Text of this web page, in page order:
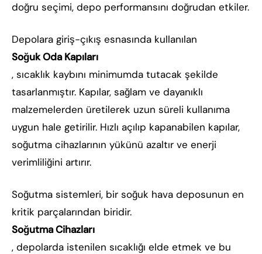
doğru seçimi, depo performansını doğrudan etkiler.
Depolara giriş-çıkış esnasında kullanılan
Soğuk Oda Kapıları
, sıcaklık kaybını minimumda tutacak şekilde
tasarlanmıştır. Kapılar, sağlam ve dayanıklı
malzemelerden üretilerek uzun süreli kullanıma
uygun hale getirilir. Hızlı açılıp kapanabilen kapılar,
soğutma cihazlarının yükünü azaltır ve enerji
verimliliğini artırır.
Soğutma sistemleri, bir soğuk hava deposunun en
kritik parçalarından biridir.
Soğutma Cihazları
, depolarda istenilen sıcaklığı elde etmek ve bu